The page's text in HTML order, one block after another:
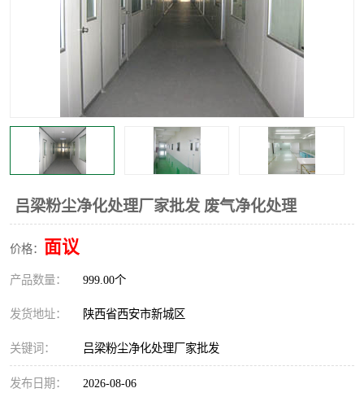
吕梁粉尘净化处理厂家批发 废气净化处理
价格： 面议
产品数量： 999.00个
发货地址： 陕西省西安市新城区
关键词： 吕梁粉尘净化处理厂家批发
发布日期： 2026-08-06